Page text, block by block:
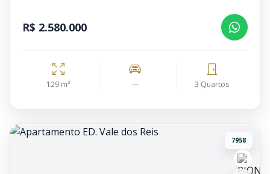
R$ 2.580.000
129 m² — 3 Quartos
7958